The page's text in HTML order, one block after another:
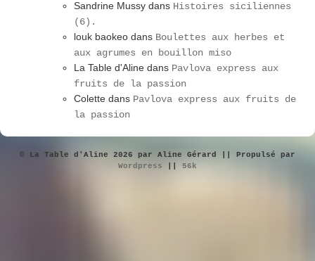
Sandrine Mussy dans Histoires siciliennes
(6).
louk baokeo dans Boulettes aux herbes et
aux agrumes en bouillon miso
La Table d'Aline dans Pavlova express aux
fruits de la passion
Colette dans Pavlova express aux fruits de
la passion
© La Table d'Aline 2026 par Aline Gérard || Propulsé par
Wordpress
56k